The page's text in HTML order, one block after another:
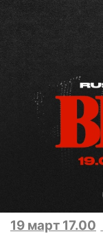
19 март 17.00